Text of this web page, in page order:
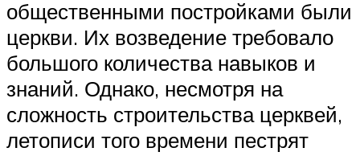
общественными постройками были
церкви. Их возведение требовало
большого количества навыков и
знаний. Однако, несмотря на
сложность строительства церквей,
летописи того времени пестрят